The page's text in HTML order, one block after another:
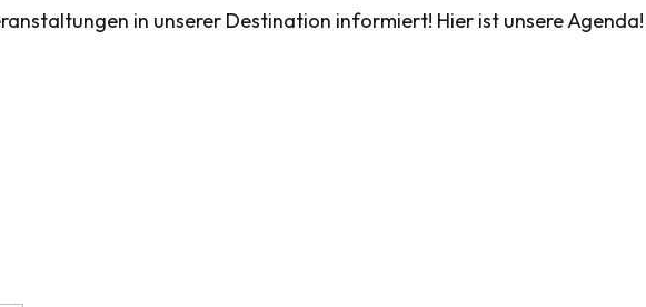
in unserer Destination informiert! Hier ist unsere Agenda!